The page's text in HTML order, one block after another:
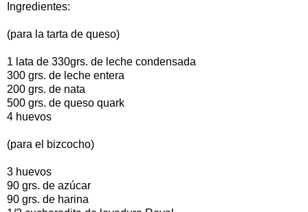
Ingredientes:
(para la tarta de queso)
1 lata de 330grs. de leche condensada
300 grs. de leche entera
200 grs. de nata
500 grs. de queso quark
4 huevos
(para el bizcocho)
3 huevos
90 grs. de azúcar
90 grs. de harina